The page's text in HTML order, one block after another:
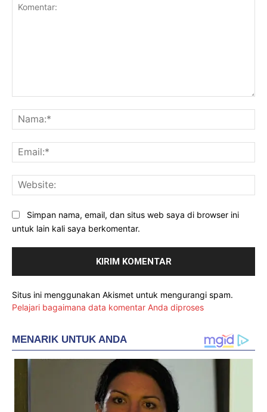
Simpan nama, email, dan situs web saya di browser ini
untuk lain kali saya berkomentar.
Situs ini menggunakan Akismet untuk mengurangi spam.
Pelajari bagaimana data komentar Anda diproses